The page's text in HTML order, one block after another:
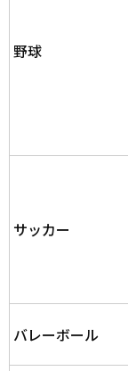
野球
サッカー
バレーボール